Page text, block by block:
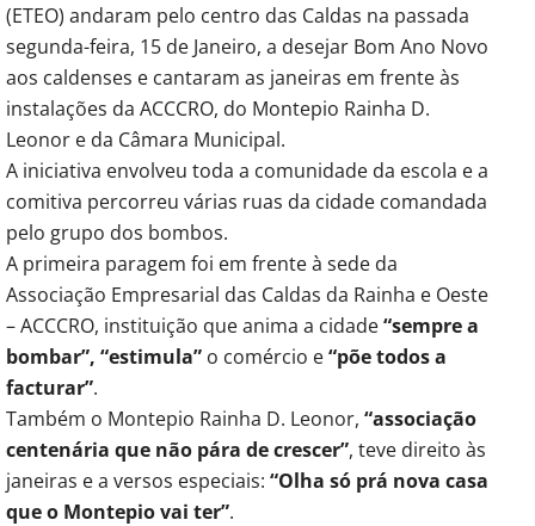
(ETEO) andaram pelo centro das Caldas na passada
segunda-feira, 15 de Janeiro, a desejar Bom Ano Novo
aos caldenses e cantaram as janeiras em frente às
instalações da ACCCRO, do Montepio Rainha D.
Leonor e da Câmara Municipal.
A iniciativa envolveu toda a comunidade da escola e a
comitiva percorreu várias ruas da cidade comandada
pelo grupo dos bombos.
A primeira paragem foi em frente à sede da
Associação Empresarial das Caldas da Rainha e Oeste
– ACCCRO, instituição que anima a cidade“sempre a
bombar”, “estimula” o comércio e“põe todos a
facturar”.
Também o Montepio Rainha D. Leonor, “associação
centenária que não pára de crescer”, teve direito às
janeiras e a versos especiais: “Olha só prá nova casa
que o Montepio vai ter”.